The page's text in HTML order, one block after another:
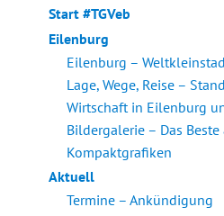
Start #TGVeb
Eilenburg
Eilenburg –
Lage, Wege, Reise –
Wirtschaft in Eilenburg
Bildergalerie – Das
Kompaktgrafiken
Aktuell
Termine – Ankündigung